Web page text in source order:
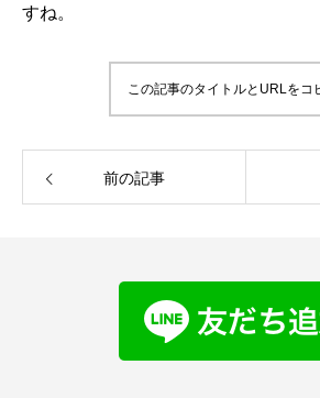
すね。
この記事のタイトルとURLをコ
前の記事